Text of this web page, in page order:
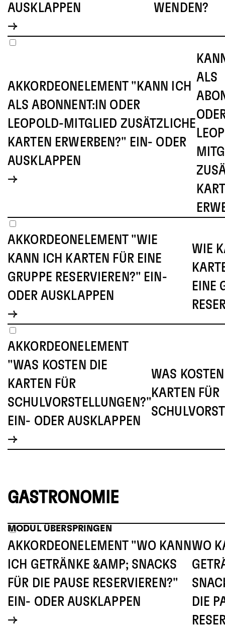
WENDEN?
AUSKLAPPEN
ALS
AKKORDEONELEMENT "KANN ICH
ALS ABONNENT:IN ODER
LEOPOLD-MITGLIED ZUSÄTZLICHE
KARTEN ERWERBEN?" EIN- ODER
AUSKLAPPEN
WIE
EINE
AKKORDEONELEMENT "WIE
KANN ICH KARTEN FÜR EINE
GRUPPE RESERVIEREN?" EIN-
ODER AUSKLAPPEN
WAS
KARTEN FÜR
AKKORDEONELEMENT
"WAS KOSTEN DIE
KARTEN FÜR
SCHULVORSTELLUNGEN?"
EIN- ODER AUSKLAPPEN
GASTRONOMIE
MODUL ÜBERSPRINGEN
WO
DIE
AKKORDEONELEMENT "WO KANN
ICH GETRÄNKE &AMP; SNACKS
FÜR DIE PAUSE RESERVIEREN?"
EIN- ODER AUSKLAPPEN